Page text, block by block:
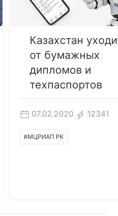
Казахстан
от бумажных
дипломов и
техпаспортов
07.02.2020 12341
#МЦРИАП РК